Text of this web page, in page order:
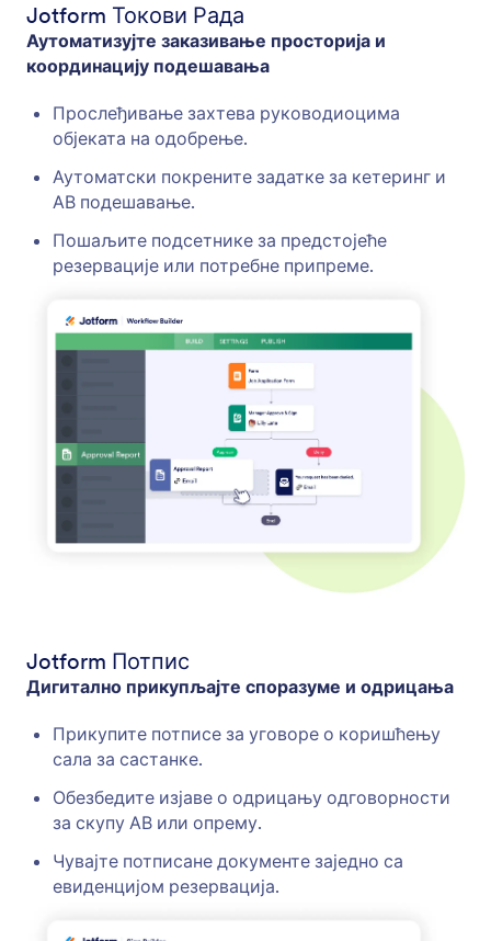
Jotform Токови Рада
Аутоматизујте заказивање просторија и
координацију подешавања
Прослеђивање захтева руководиоцима
објеката на одобрење.
Аутоматски покрените задатке за кетеринг и
АВ подешавање.
Пошаљите подсетнике за предстојеће
резервације или потребне припреме.
Jotform Потпис
Дигитално прикупљајте споразуме и одрицања
Прикупите потписе за уговоре о коришћењу
сала за састанке.
Обезбедите изјаве о одрицању одговорности
за скупу АВ или опрему.
Чувајте потписане документе заједно са
евиденцијом резервација.